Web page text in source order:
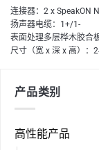
连接器：2 x SpeakON
扬声器电缆：1+/1-
表面处理多层桦木胶合
尺寸（宽 x 深 x 高）：
产品类别
高性能产品